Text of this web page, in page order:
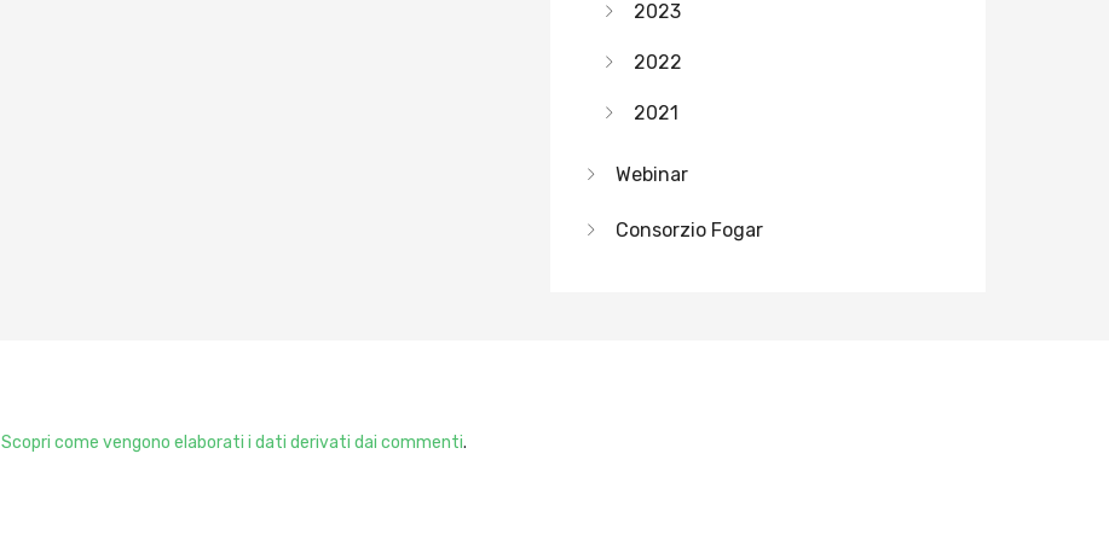
2023
2022
2021
Webinar
Consorzio Fogar
Scopri come vengono elaborati i dati derivati dai commenti.